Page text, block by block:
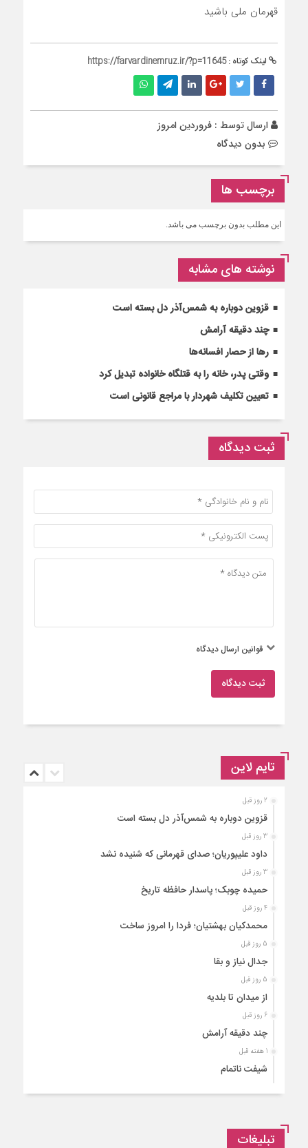
قهرمان ملی باشید
لینک کوتاه :https://farvardinemruz.ir/?p=11645
ارسال توسط : فروردین امروز
بدون دیدگاه
برچسب ها
این مطلب بدون برچسب می باشد.
نوشته های مشابه
قزوین دوباره به شمس‌آذر دل بسته است
چند دقیقه آرامش
رها از حصار افسانه‌ها
وقتی پدر، خانه را به قتلگاه خانواده تبدیل کرد
تعیین تکلیف شهردار با مراجع قانونی است
ثبت دیدگاه
قوانین ارسال دیدگاه
ثبت دیدگاه
تایم لاین
2 روز قبل
قزوین دوباره به شمس‌آذر دل بسته است
3 روز قبل
داود علیپوریان؛ صدای قهرمانی که شنیده نشد
3 روز قبل
حمیده چوبک؛ پاسدار حافظه تاریخ
4 روز قبل
محمدکیان بهشتیان؛ فردا را امروز ساخت
5 روز قبل
جدال نیاز و بقا
5 روز قبل
از میدان تا بلدیه
6 روز قبل
چند دقیقه آرامش
1 هفته قبل
شیفت ناتمام
فروردین امروز شماره ۲۱۲
تبلیغات